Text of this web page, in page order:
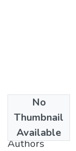
No
Thumbnail
Available
[sf]
Authors